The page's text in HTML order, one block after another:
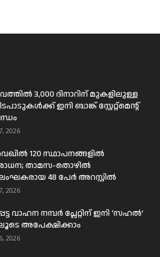
3,000 ദിനാറിന് മുകളിലുള്ള
ഇനി ബാങ്ക് സ്റ്റേറ്റ്മെന്റ്
2026
120 സ്ഥാപനങ്ങളിൽ
താമസ-തൊഴിൽ
48 പേർ അറസ്റ്റിൽ
2026
വാഹന നമ്പർ പ്ലേറ്റിന് ഇനി ‘സഹൽ’
അപേക്ഷിക്കാം
2026